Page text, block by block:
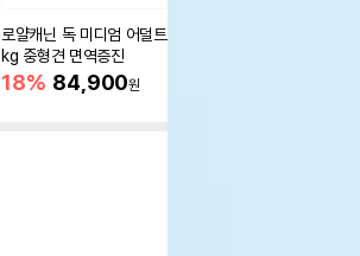
로얄캐닌 독 미디엄 어덜트 10
kg 중형견 면역증진
18% 84,900원